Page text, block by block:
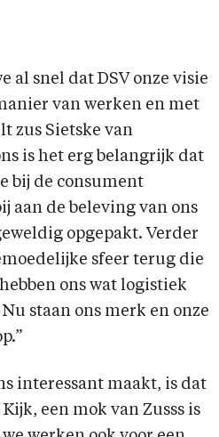
al snel dat DSV onze visie
van werken en met
zus Sietske van
is het erg belangrijk dat
bij de consument
aan de beleving van ons
opgepakt. Verder
sfeer terug die
ons wat logistiek
staan ons merk en onze
interessant maakt, is dat
een mok van Zusss is